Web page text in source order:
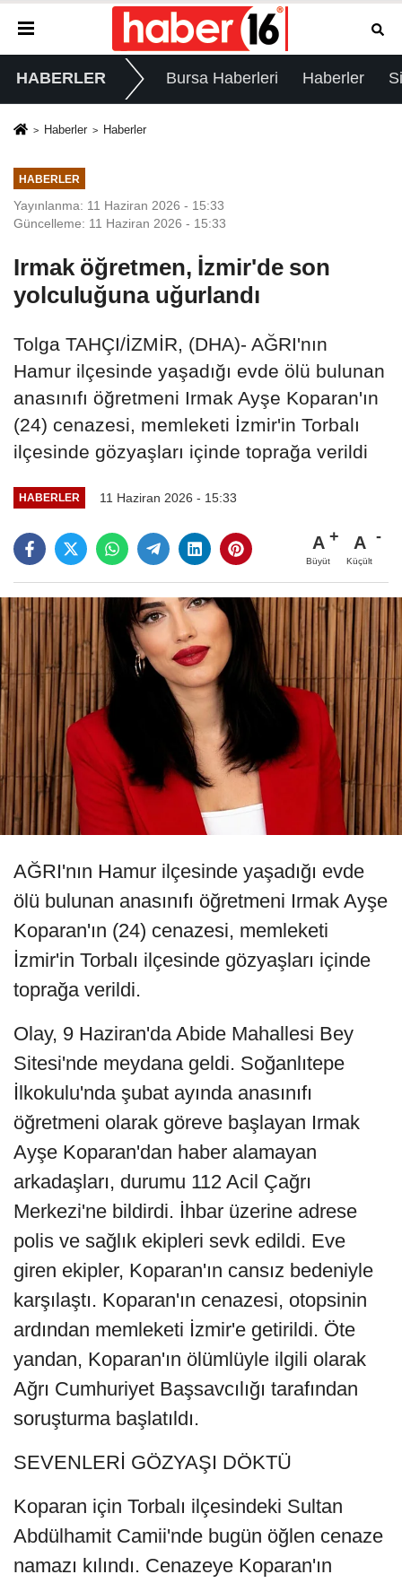
HABERLER Bursa Haberleri Haberler
Haberler Haberler
HABERLER
Yayınlanma: 11 Haziran 2026 - 15:33
Güncelleme: 11 Haziran 2026 - 15:33
Irmak öğretmen, İzmir'de son
yolculuğuna uğurlandı
Tolga TAHÇI/İZMİR, (DHA)- AĞRI'nın
Hamur ilçesinde yaşadığı evde ölü bulunan
anasınıfı öğretmeni Irmak Ayşe Koparan'ın
(24) cenazesi, memleketi İzmir'in Torbalı
ilçesinde gözyaşları içinde toprağa verildi
HABERLER 11 Haziran 2026 - 15:33
A
Büyüt
A
Küçült
AĞRI'nın Hamur ilçesinde yaşadığı evde
ölü bulunan anasınıfı öğretmeni Irmak Ayşe
Koparan'ın (24) cenazesi, memleketi
İzmir'in Torbalı ilçesinde gözyaşları içinde
toprağa verildi.
Olay, 9 Haziran'da Abide Mahallesi Bey
Sitesi'nde meydana geldi. Soğanlıtepe
İlkokulu'nda şubat ayında anasınıfı
öğretmeni olarak göreve başlayan Irmak
Ayşe Koparan'dan haber alamayan
arkadaşları, durumu 112 Acil Çağrı
Merkezi'ne bildirdi. İhbar üzerine adrese
polis ve sağlık ekipleri sevk edildi. Eve
giren ekipler, Koparan'ın cansız bedeniyle
karşılaştı. Koparan'ın cenazesi, otopsinin
ardından memleketi İzmir'e getirildi. Öte
yandan, Koparan'ın ölümlüyle ilgili olarak
Ağrı Cumhuriyet Başsavcılığı tarafından
soruşturma başlatıldı.
SEVENLERİ GÖZYAŞI DÖKTÜ
Koparan için Torbalı ilçesindeki Sultan
Abdülhamit Camii'nde bugün öğlen cenaze
namazı kılındı. Cenazeye Koparan'ın